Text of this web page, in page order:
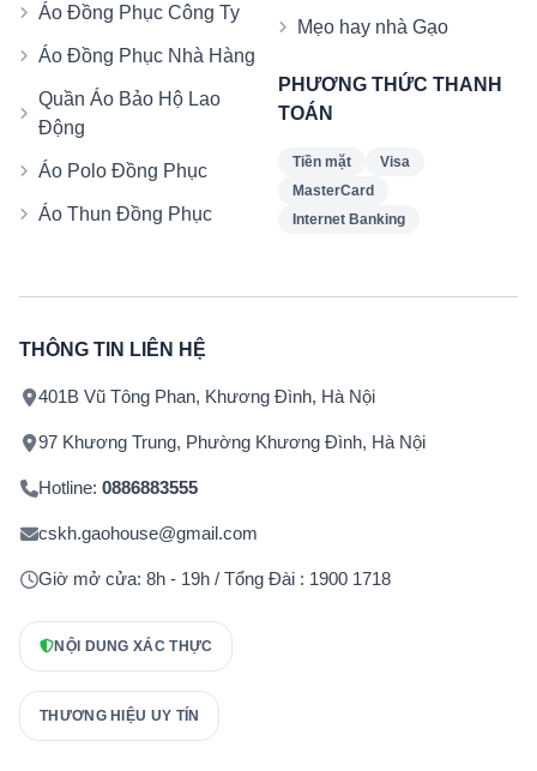
Áo Đồng Phục Công Ty
Áo Đồng Phục Nhà Hàng
Quần Áo Bảo Hộ Lao
Động
Áo Polo Đồng Phục
Áo Thun Đồng Phục
Mẹo hay nhà Gạo
PHƯƠNG THỨC THANH
TOÁN
Tiền mặt
Visa
MasterCard
Internet Banking
THÔNG TIN LIÊN HỆ
401B Vũ Tông Phan, Khương Đình, Hà Nội
97 Khương Trung, Phường Khương Đình, Hà Nội
Hotline: 0886883555
cskh.gaohouse@gmail.com
Giờ mở cửa: 8h - 19h / Tổng Đài : 1900 1718
NỘI DUNG XÁC THỰC
THƯƠNG HIỆU UY TÍN